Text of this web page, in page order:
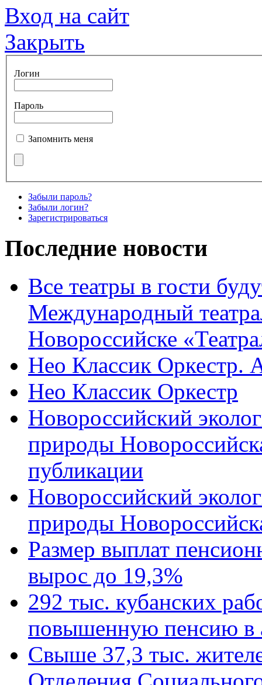
Вход на сайт
Закрыть
Логин
Пароль
Запомнить меня
Забыли пароль?
Забыли логин?
Зарегистрироваться
Последние новости
Все театры в гости
Международный
Новороссийске
Нео Классик Оркестр.
Нео Классик Оркестр
Новороссийский
природы
публикации
Новороссийский
природы
Размер выплат
вырос до 19,3%
292 тыс. кубанских
повышенную пенсию в
Свыше 37,3 тыс.